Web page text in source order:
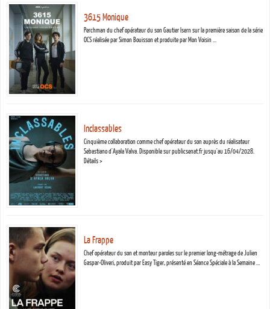
3615 Monique
Perchman du chef opérateur du son Gautier Isern sur la première saison de la série
OCS réalisée par Simon Bouisson et produite par Mon Voisin …
Inclassables
Cinquième collaboration comme chef opérateur du son auprès du réalisateur
Sebastiano d'Ayala Valva. Disponible sur publicsenat.fr jusqu'au 16/04/2028.
Détails >
La Frappe
Chef opérateur du son et monteur paroles sur le premier long-métrage de Julien
Gaspar-Oliveri, produit par Easy Tiger, présenté en Séance Spéciale à la Semaine …